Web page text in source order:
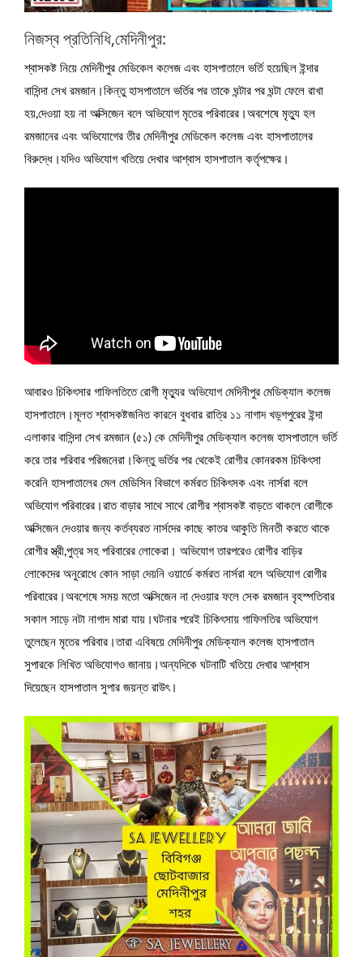
নিজস্ব প্রতিনিধি,মেদিনীপুর:
শ্বাসকষ্ট নিয়ে মেদিনীপুর মেডিকেল কলেজ এবং হাসপাতালে ভর্তি হয়েছিল ইন্দার
বাসিন্দা সেখ রমজান।কিন্তু হাসপাতালে ভর্তির পর তাকে ঘন্টার পর ঘন্টা ফেলে রাখা
হয়,দেওয়া হয় না অক্সিজেন বলে অভিযোগ মৃতের পরিবারের।অবশেষে মৃত্যু হল
রমজানের এবং অভিযোগের তীর মেদিনীপুর মেডিকেল কলেজ এবং হাসপাতালের
বিরুদ্ধে।যদিও অভিযোগ খতিয়ে দেখার আশ্বাস হাসপাতাল কর্তৃপক্ষের।
আবারও চিকিৎসার গাফিলতিতে রোগী মৃত্যুর অভিযোগ মেদিনীপুর মেডিক্যাল কলেজ
হাসপাতালে।মূলত শ্বাসকষ্টজনিত কারনে বুধবার রাত্রি ১১ নাগাদ খড়্গপুরের ইন্দা
এলাকার বাসিন্দা সেখ রমজান (৫১) কে মেদিনীপুর মেডিক্যাল কলেজ হাসপাতালে ভর্তি
করে তার পরিবার পরিজনেরা।কিন্তু ভর্তির পর থেকেই রোগীর কোনরকম চিকিৎসা
করেনি হাসপাতালের মেল মেডিসিন বিভাগে কর্মরত চিকিৎসক এবং নার্সরা বলে
অভিযোগ পরিবারের।রাত বাড়ার সাথে সাথে রোগীর শ্বাসকষ্ট বাড়তে থাকলে রোগীকে
অক্সিজেন দেওয়ার জন্য কর্তব্যরত নার্সদের কাছে কাতর আকুতি মিনতী করতে থাকে
রোগীর স্ত্রী,পুত্র সহ পরিবারের লোকেরা। অভিযোগ তারপরেও রোগীর বাড়ির
লোকেদের অনুরোধে কোন সাড়া দেয়নি ওয়ার্ডে কর্মরত নার্সরা বলে অভিযোগ রোগীর
পরিবারের।অবশেষে সময় মতো অক্সিজেন না দেওয়ার ফলে সেক রমজান বৃহস্পতিবার
সকাল সাড়ে নটা নাগাদ মারা যায়।ঘটনার পরেই চিকিৎসায় গাফিলতির অভিযোগ
তুলেছেন মৃতের পরিবার।তারা এবিষয়ে মেদিনীপুর মেডিক্যাল কলেজ হাসপাতাল
সুপারকে লিখিত অভিযোগও জানায়।অন্যদিকে ঘটনাটি খতিয়ে দেখার আশ্বাস
দিয়েছেন হাসপাতাল সুপার জয়ন্ত রাউৎ।